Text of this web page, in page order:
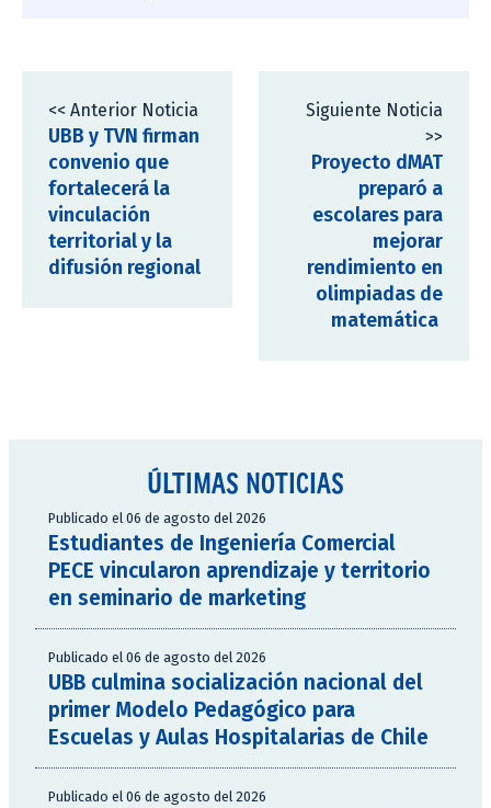
<< Anterior Noticia
UBB y TVN firman
convenio que
fortalecerá la
vinculación
territorial y la
difusión regional
Siguiente Noticia
>>
Proyecto dMAT
preparó a
escolares para
mejorar
rendimiento en
olimpiadas de
matemática
ÚLTIMAS NOTICIAS
Publicado el 06 de agosto del 2026
Estudiantes de Ingeniería Comercial
PECE vincularon aprendizaje y territorio
en seminario de marketing
Publicado el 06 de agosto del 2026
UBB culmina socialización nacional del
primer Modelo Pedagógico para
Escuelas y Aulas Hospitalarias de Chile
Publicado el 06 de agosto del 2026